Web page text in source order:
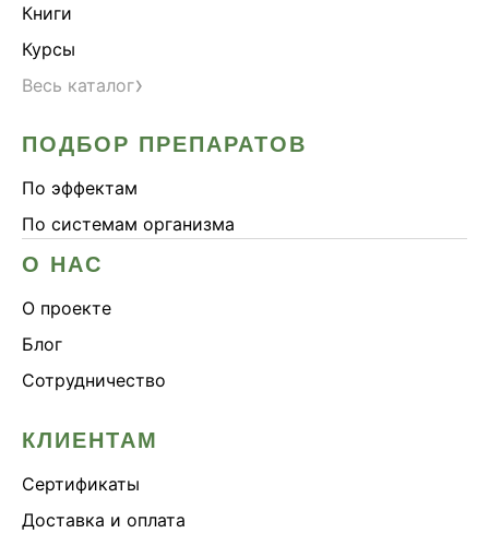
Книги
Курсы
Весь каталог›
ПОДБОР ПРЕПАРАТОВ
По эффектам
По системам организма
О НАС
О проекте
Блог
Сотрудничество
КЛИЕНТАМ
Сертификаты
Доставка и оплата